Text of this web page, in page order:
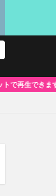
ポイントシ